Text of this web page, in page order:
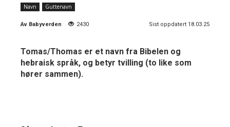
Navn Guttenavn
Av Babyverden 2430 Sist oppdatert 18.03.25
Tomas/Thomas er et navn fra Bibelen og
hebraisk språk, og betyr tvilling (to like som
hører sammen).